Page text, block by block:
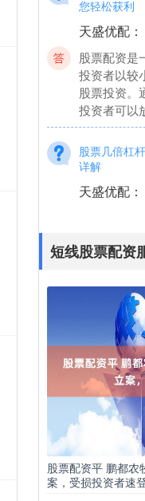
天盛优配：
股票配资是
投资者以较
股票投资。
投资者可以
股票几倍杠
详解
天盛优配
在股票投资
巨大的风险
平台配资炒
增值新篇章
天盛优配：
原油期货配
的交易机
较小的本金
些平台，投
短线股票配资
股票配资平 鹏都农
案，受损投资者速